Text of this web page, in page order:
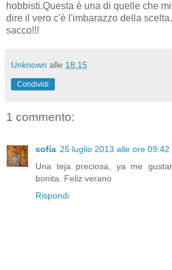
hobbisti.Questa è una di quelle che
dire il vero c'è l'imbarazzo della
sacco!!!
Unknown alle 18:15
Condividi
1 commento:
sofía 25 luglio 2013 alle ore 09:42
Una teja preciosa, ya me
bonita. Feliz verano
Rispondi